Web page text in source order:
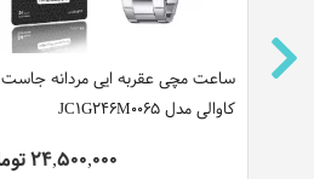
ساعت مچی عقربه ایی مردانه جاست
کاوالی مدل JC1G246M0065
24,500,000 تومان